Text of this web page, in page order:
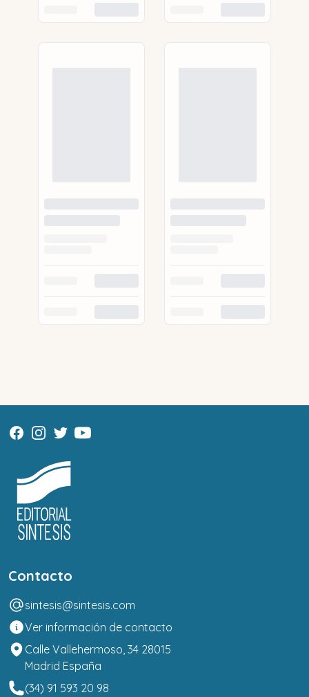
Contacto
sintesis@sintesis.com
Ver información de contacto
Calle Vallehermoso, 34 28015
Madrid España
(34) 91 593 20 98